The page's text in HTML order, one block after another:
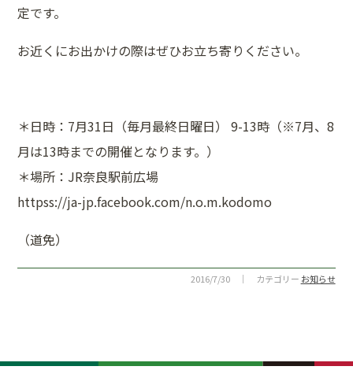
定です。
お近くにお出かけの際はぜひお立ち寄りください。
＊日時：7月31日（毎月最終日曜日） 9-13時（※7月、8
月は13時までの開催となります。）
＊場所：JR奈良駅前広場
httpss://ja-jp.facebook.com/n.o.m.kodomo
（道免）
2016/7/30 ｜ カテゴリー お知らせ